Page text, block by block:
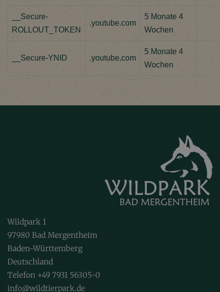
__Secure-
ROLLOUT_TOKEN
.youtube.com
5 Monate 4
Wochen
__Secure-YNID .youtube.com
5 Monate 4
Wochen
Wildpark 1
97980 Bad Mergentheim
Baden-Württemberg
Deutschland
Telefon +49 7931 56305-0
info@wildtierpark.de